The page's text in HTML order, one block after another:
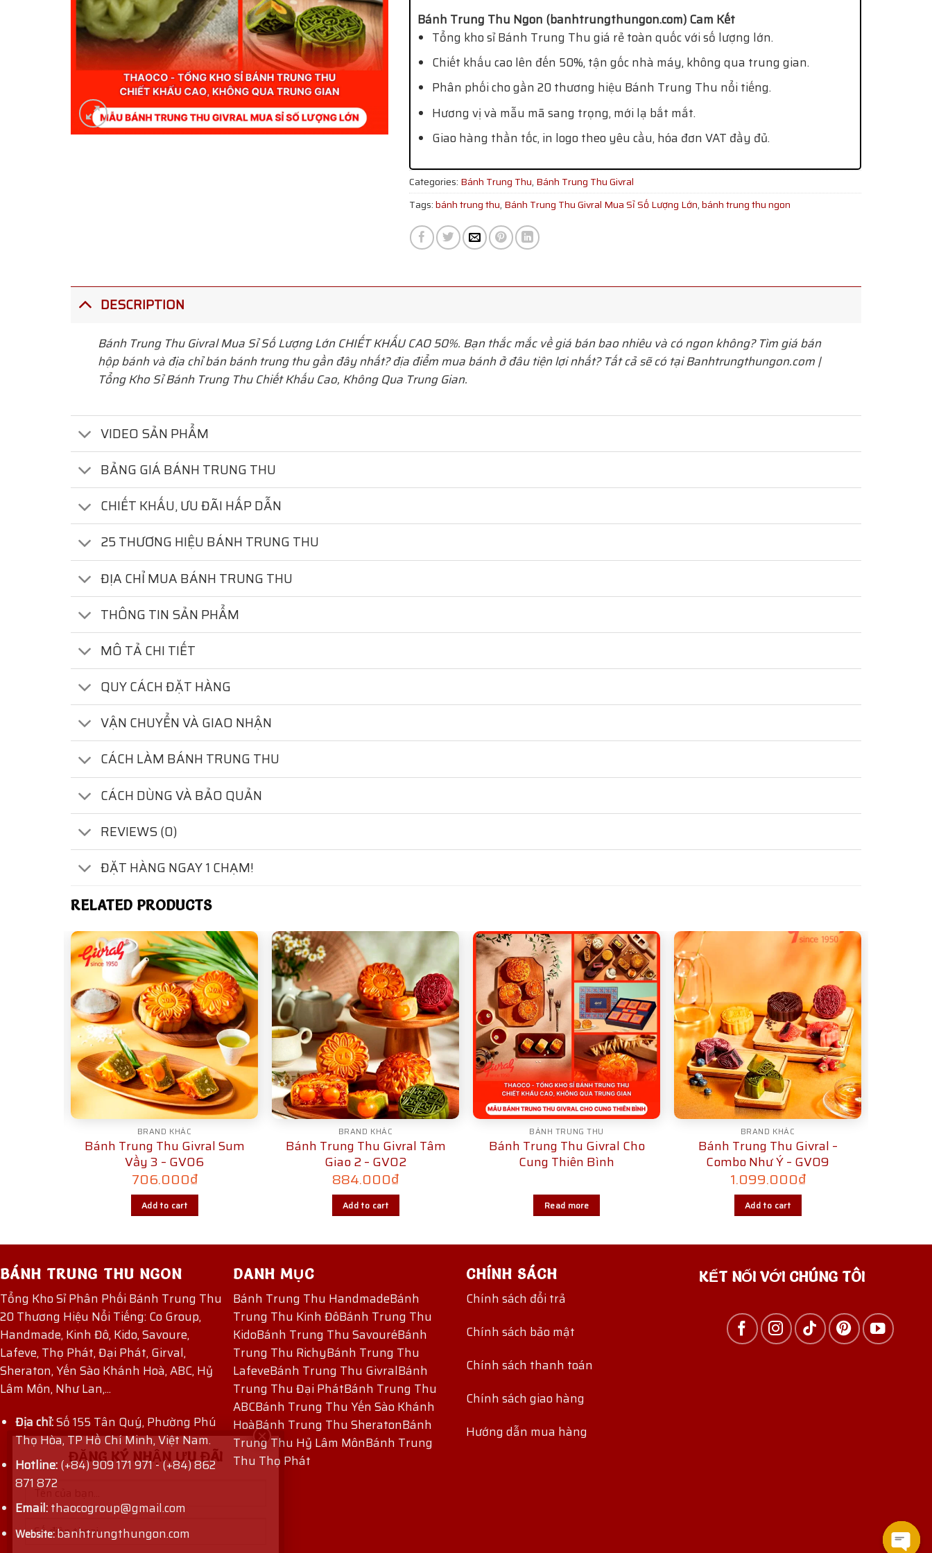
Bánh Trung Thu Ngon (banhtrungthungon.com) Cam Kết
Tổng kho sỉ Bánh Trung Thu giá rẻ toàn quốc với số lượng lớn.
Chiết khấu cao lên đến 50%, tận gốc nhà máy, không qua trung gian.
Phân phối cho gần 20 thương hiệu Bánh Trung Thu nổi tiếng.
Hương vị và mẫu mã sang trọng, mới lạ bắt mắt.
Giao hàng thần tốc, in logo theo yêu cầu, hóa đơn VAT đầy đủ.
Categories: Bánh Trung Thu, Bánh Trung Thu Givral
Tags:bánh trung thu, Bánh Trung Thu Givral Mua Sỉ Số Lượng Lớn,bánh trung thu ngon
DESCRIPTION
Bánh Trung Thu Givral Mua Sỉ Số Lượng LớnCHIẾT KHẤU CAO 50%. Bạn thắc mắc về giá bán bao nhiêu và có ngon không? Tìm giá bán
hộp bánh và địa chỉ bán bánh trung thu gần đây nhất? địa điểm mua bánh ở đâu tiện lợi nhất? Tất cả sẽ có tại Banhtrungthungon.com |
Tổng Kho Sỉ Bánh Trung Thu Chiết Khấu Cao, Không Qua Trung Gian.
VIDEO SẢN PHẨM
BẢNG GIÁ BÁNH TRUNG THU
CHIẾT KHẤU, ƯU ĐÃI HẤP DẪN
25 THƯƠNG HIỆU BÁNH TRUNG THU
ĐỊA CHỈ MUA BÁNH TRUNG THU
THÔNG TIN SẢN PHẨM
MÔ TẢ CHI TIẾT
QUY CÁCH ĐẶT HÀNG
VẬN CHUYỂN VÀ GIAO NHẬN
CÁCH LÀM BÁNH TRUNG THU
CÁCH DÙNG VÀ BẢO QUẢN
REVIEWS (0)
ĐẶT HÀNG NGAY 1 CHẠM!
RELATED PRODUCTS
BRAND KHÁC
Bánh Trung Thu Givral Sum
Vầy 3 – GV06
706.000₫
Add to cart
BRAND KHÁC
Bánh Trung Thu Givral Tâm
Giao 2 – GV02
884.000₫
Add to cart
BÁNH TRUNG THU
Bánh Trung Thu Givral Cho
Cung Thiên Bình
Read more
BRAND KHÁC
Bánh Trung Thu Givral –
Combo Như Ý – GV09
1.099.000₫
Add to cart
BÁNH TRUNG THU NGON
Tổng Kho Sỉ Phân Phối Bánh Trung Thu
20 Thương Hiệu Nổi Tiếng: Co Group,
Handmade, Kinh Đô, Kido, Savoure,
Lafeve, Thọ Phát, Đại Phát, Girval,
Sheraton, Yến Sào Khánh Hoà, ABC, Hỷ
Lâm Môn, Như Lan,...
Địa chỉ:Số 155 Tân Quý, Phường Phú
Thọ Hòa, TP Hồ Chí Minh, Việt Nam.
Hotline:(+84) 909 171 971-(+84) 862
871 872
Email:thaocogroup@gmail.com
Website:banhtrungthungon.com
DANH MỤC
Bánh Trung Thu HandmadeBánh
Trung Thu Kinh ĐôBánh Trung Thu
KidoBánh Trung Thu SavouréBánh
Trung Thu RichyBánh Trung Thu
LafeveBánh Trung Thu GivralBánh
Trung Thu Đại PhátBánh Trung Thu
ABCBánh Trung Thu Yến Sào Khánh
HoàBánh Trung Thu SheratonBánh
Trung Thu Hỷ Lâm MônBánh Trung
Thu Thọ Phát
CHÍNH SÁCH
Chính sách đổi trả
Chính sách bảo mật
Chính sách thanh toán
Chính sách giao hàng
Hướng dẫn mua hàng
KẾT NỐI VỚI CHÚNG TÔI
ĐĂNG KÝ NHẬN ƯU ĐÃI